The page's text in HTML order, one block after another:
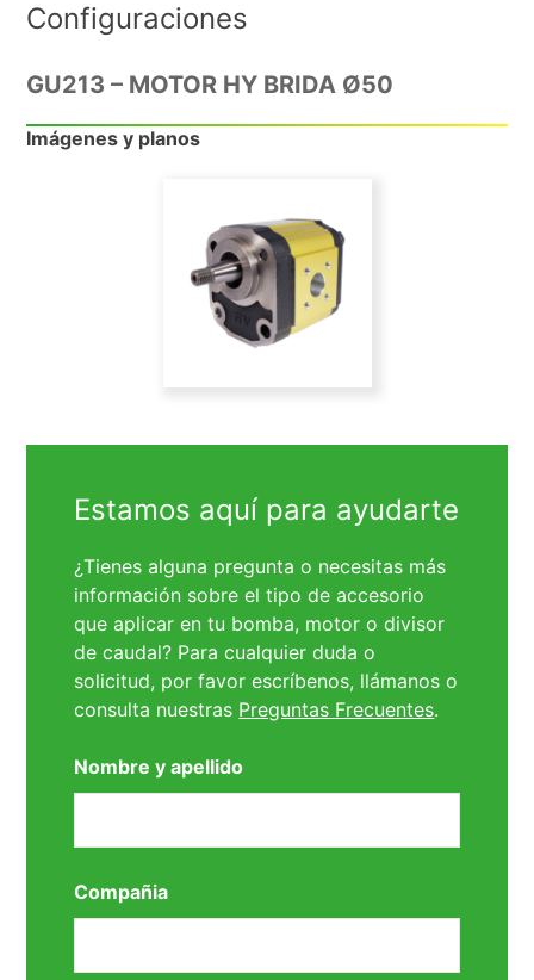
Configuraciones
GU213 – MOTOR HY BRIDA Ø50
Imágenes y planos
Estamos aquí para ayudarte
¿Tienes alguna pregunta o necesitas más
información sobre el tipo de accesorio
que aplicar en tu bomba, motor o divisor
de caudal? Para cualquier duda o
solicitud, por favor escríbenos, llámanos o
consulta nuestras Preguntas Frecuentes.
Nombre y apellido
Compañia